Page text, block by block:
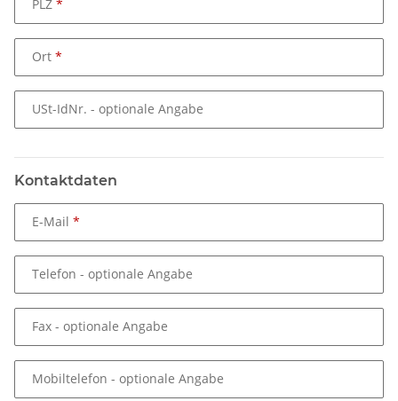
PLZ
Ort
USt-IdNr. - optionale Angabe
Kontaktdaten
E-Mail
Telefon - optionale Angabe
Fax - optionale Angabe
Mobiltelefon - optionale Angabe